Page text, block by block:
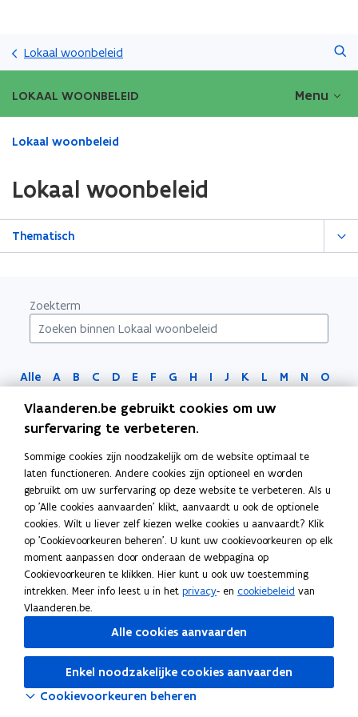
gaan
Lokaal woonbeleid
LOKAAL WOONBELEID Menu
Gedaan
zich
op:
Lokaal woonbeleid
Lokaal woonbeleid
Thematisch
Zoekterm
Alle A B C D E F G H I J K L M N
O
P
Q R S T U V W X Y Z 0-9
Bezig met laden...
Vlaanderen.be gebruikt cookies om uw
surfervaring te verbeteren.
Sommige cookies zijn noodzakelijk om de website optimaal te
laten functioneren. Andere cookies zijn optioneel en worden
gebruikt om uw surfervaring op deze website te verbeteren. Als u
op 'Alle cookies aanvaarden' klikt, aanvaardt u ook de optionele
cookies. Wilt u liever zelf kiezen welke cookies u aanvaardt? Klik
op 'Cookievoorkeuren beheren'. U kunt uw cookievoorkeuren op elk
moment aanpassen door onderaan de webpagina op
Cookievoorkeuren te klikken. Hier kunt u ook uw toestemming
intrekken. Meer info leest u in het privacy- en cookiebeleid van
Vlaanderen.be.
Alle cookies aanvaarden
Enkel noodzakelijke cookies aanvaarden
Cookievoorkeuren beheren